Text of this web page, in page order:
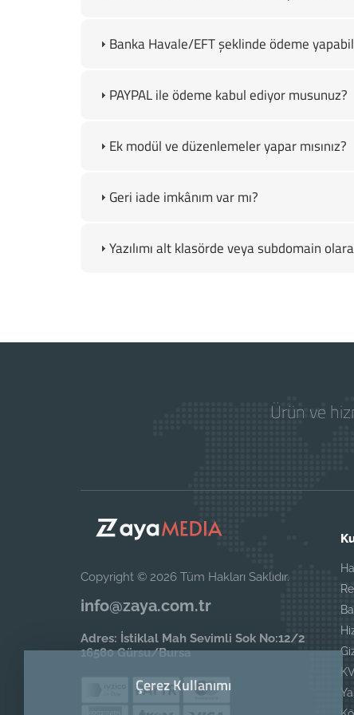
Banka Havale/EFT şeklinde ödeme
PAYPAL ile ödeme kabul ediyor musunuz?
Ek modül ve düzenlemeler yapar mısınız?
Geri iade imkânım var mı?
Yazılımı alt klasörde veya subdomain
Ürün ve
Copyright © 2026 Tüm Hakları Saklıdır.
info@zaya.com.tr
Adres: İstiklal Mah Sevimli Sok No:12/2
16580 Gürsu/Bursa
Çerez Kullanımı